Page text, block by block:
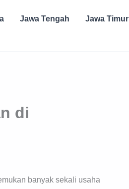
Jawa Tengah Jawa Timur
di
banyak sekali usaha